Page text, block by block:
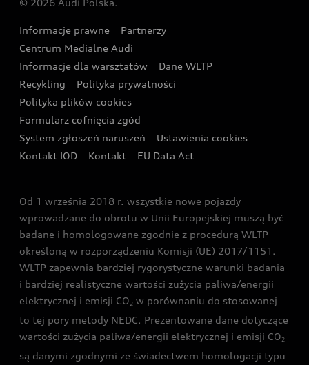
Wyszukaj najbliższego Partnera Audi
Oferta dla przedsiębiorców
Oferta dla klientów prywatnych
Kalkulator rat
Ubezpieczenie
Audi exclusive
Zasięg
Gwarancja
Akcje serwisowe Audi
Katalog online akcesoriów
Audi i Muzeum Sztuki Nowoczesnej w Warszawie
Audi driving experience
Audi quattro Cup
Audi i Puchar Świata w Skokach Narciarskich w
Zakopanem
© 2026 Audi Polska.
Informacje prawne
Partnerzy
Centrum Medialne Audi
Informacje dla warsztatów
Dane WLTP
Recykling
Polityka prywatności
Polityka plików cookies
Formularz cofnięcia zgód
System zgłoszeń naruszeń
Ustawienia cookies
Kontakt IOD
Kontakt EU Data Act
Od 1 września 2018 r. wszystkie nowe pojazdy
wprowadzane do obrotu w Unii Europejskiej muszą być
badane i homologowane zgodnie z procedurą WLTP
określoną w rozporządzeniu Komisji (UE) 2017/1151.
WLTP zapewnia bardziej rygorystyczne warunki badania
i bardziej realistyczne wartości zużycia paliwa/energii
elektrycznej i emisji CO2 w porównaniu do stosowanej
to tej pory metody NEDC. Prezentowane dane dotyczące
wartości zużycia paliwa/energii elektrycznej i emisji CO2
są danymi zgodnymi ze świadectwem homologacji typu